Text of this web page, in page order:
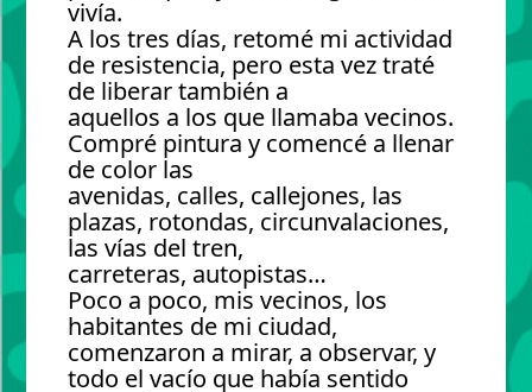
vivía.
A los tres días, retomé mi actividad
de resistencia, pero esta vez traté
de liberar también a
aquellos a los que llamaba vecinos.
Compré pintura y comencé a llenar
de color las
avenidas, calles, callejones, las
plazas, rotondas, circunvalaciones,
las vías del tren,
carreteras, autopistas…
Poco a poco, mis vecinos, los
habitantes de mi ciudad,
comenzaron a mirar, a observar, y
todo el vacío que había sentido